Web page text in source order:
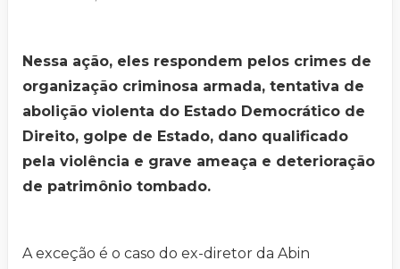
Nessa ação, eles respondem pelos crimes de
organização criminosa armada, tentativa de
abolição violenta do Estado Democrático de
Direito, golpe de Estado, dano qualificado
pela violência e grave ameaça e deterioração
de patrimônio tombado.
A exceção é o caso do ex-diretor da Abin